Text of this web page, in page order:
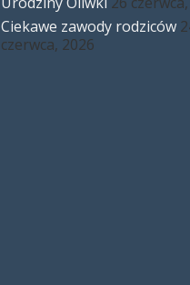
Ciekawe zawody rodziców
czerwca, 2026